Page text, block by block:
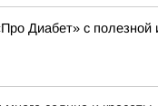
Диабет» с